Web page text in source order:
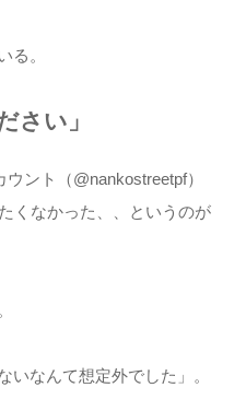
る。
さい」
ント（@nankostreetpf）
くなかった、、というのが
いなんて想定外でした」。